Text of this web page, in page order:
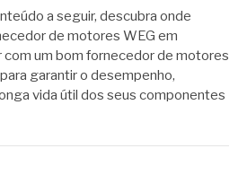
a seguir, descubra onde
de motores WEG em
com um bom fornecedor de motores
garantir o desempenho,
vida útil dos seus componentes